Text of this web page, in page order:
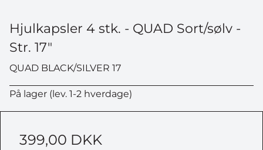
Hjulkapsler 4 stk. - QUAD Sort/sølv -
Str. 17"
QUAD BLACK/SILVER 17
På lager (lev. 1-2 hverdage)
399,00 DKK